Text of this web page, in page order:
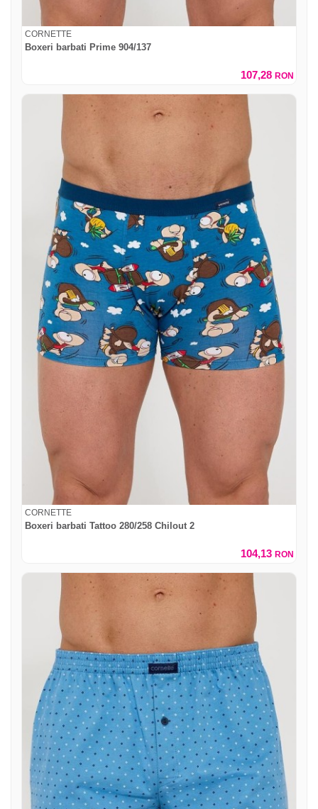
CORNETTE
Boxeri barbati Prime 904/137
107,28 RON
CORNETTE
Boxeri barbati Tattoo 280/258 Chilout 2
104,13 RON